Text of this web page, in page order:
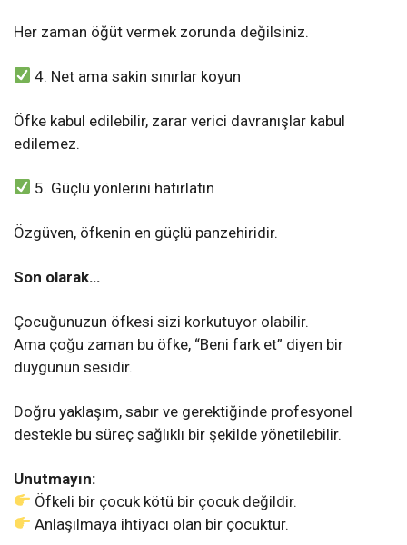
Her zaman öğüt vermek zorunda değilsiniz.
4. Net ama sakin sınırlar koyun
Öfke kabul edilebilir, zarar verici davranışlar kabul
edilemez.
5. Güçlü yönlerini hatırlatın
Özgüven, öfkenin en güçlü panzehiridir.
Son olarak…
Çocuğunuzun öfkesi sizi korkutuyor olabilir.
Ama çoğu zaman bu öfke, “Beni fark et” diyen bir
duygunun sesidir.
Doğru yaklaşım, sabır ve gerektiğinde profesyonel
destekle bu süreç sağlıklı bir şekilde yönetilebilir.
Unutmayın:
Öfkeli bir çocuk kötü bir çocuk değildir.
Anlaşılmaya ihtiyacı olan bir çocuktur.